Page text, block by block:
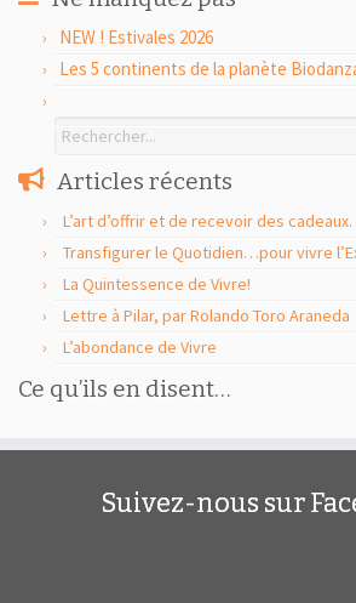
NEW ! Estivales 2026
Les 5 continents de la planète
Articles récents
L’art d’offrir et de recevoir des
Transfigurer le Quotidien…pour vivre
La Quintessence de Vivre!
Lettre à Pilar, par Rolando Toro Araneda
L’abondance de Vivre
Ce qu’ils en disent…
Suivez-nous sur